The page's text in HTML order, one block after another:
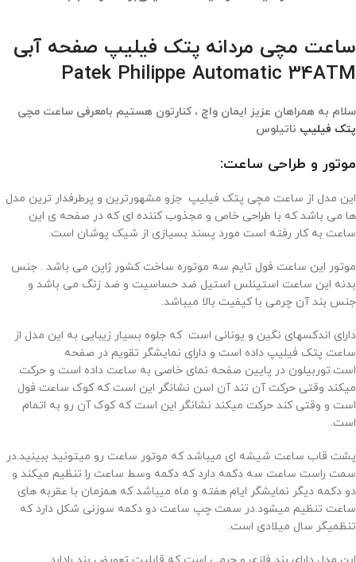
ساعت مچی مردانه پتک فیلیپ صفحه آبی
Patek Philippe Automatic 34ATM
سلام به همراهان عزیز ایمان واچ ، کنارتون هستیم بامعرفی ساعت مچی
پتک فیلیپ ناتیلوس
موتور و طراحی ساعت:
این مدل از ساعت مچی پتک فیلیپ جزو مشهورترین و پرطرفدار ترین مدل
ها می باشد که با طراحی خاص و مجذوب کننده ای که در صفحه ی این
ساعت به کار رفته است مورد پسند بسیازی از شیک پوشان است.
موتور این ساعت فول تایم سه موتوره ساخت کشور ژاپن می باشد . جنس
بدنه این ساعت استینلس استیل ضد حساسیت و ضد زنگ می باشد و
جنس بند آن چرمی با کیفیت بالا میباشد.
دارای اندکسهای نگین و یونانی است که جلوه بسیار زیبایی به این مدل از
ساعت پتک فیلیپ داده است و دارای نمایشگر تقویم در صفحه
است.توربیلون در پایین صفحه نمای خاصی به ساعت داده است و حرکت
میکند وقتی حرکت آن تند آن اسن نشانگر این است که کوک ساعت فول
است و وقتی کند حرکت میکند نشانگر این است که کوک آن رو به اتمام
است.
پشت قاب ساعت شیشه ای میباشد که موتور ساعت رو میتونید ببینید.در
سمت راست ساعت سه دکمه دارد که دکمه وسط ساعت را تنظیم میکند و
دو دکمه دیگر نمایشگر ایام هفته و ماه میباشد که همزمان با عقربه های
ساعت تنظیم میشود.در سمت چپ ساعت دو دکمه سوزنی شکل دارد که
تنظمیگر سال میلادی است.